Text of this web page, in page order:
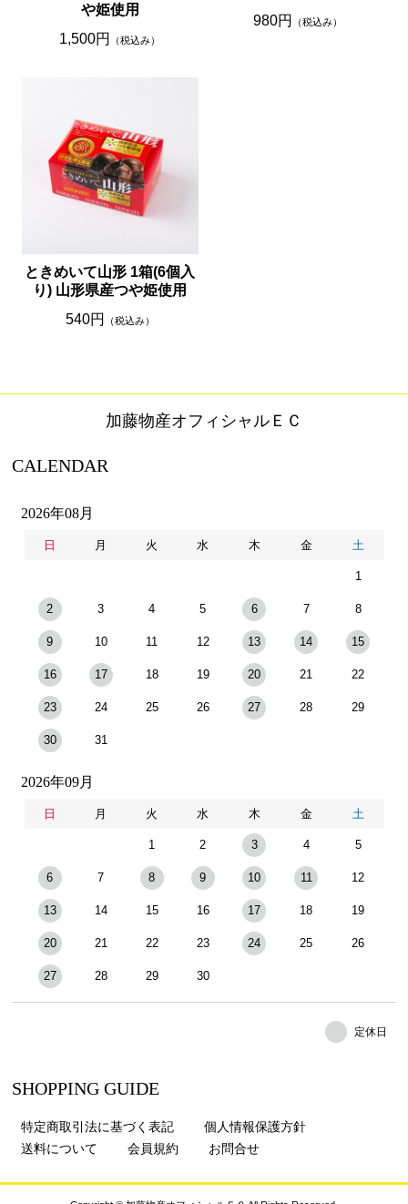
や姫使用
1,500円
（税込み）
980円
（税込み）
ときめいて山形 1箱(6個入
り) 山形県産つや姫使用
540円
（税込み）
加藤物産オフィシャルＥＣ
CALENDAR
2026年08月
日 月 火 水 木 金 土
1
2 3 4 5 6 7 8
9 10 11 12 13 14 15
16 17 18 19 20 21 22
23 24 25 26 27 28 29
30 31
2026年09月
日 月 火 水 木 金 土
1 2 3 4 5
6 7 8 9 10 11 12
13 14 15 16 17 18 19
20 21 22 23 24 25 26
27 28 29 30
定休日
SHOPPING GUIDE
特定商取引法に基づく表記
個人情報保護方針
送料について
会員規約 お問合せ